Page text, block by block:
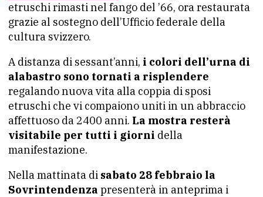
etruschi rimasti nel fango del ’66, ora restaurata
grazie al sostegno dell’Ufficio federale della
cultura svizzero.
A distanza di sessant’anni, i colori dell’urna di
alabastro sono tornati a risplendere
regalando nuova vita alla coppia di sposi
etruschi che vi compaiono uniti in un abbraccio
affettuoso da 2400 anni. La mostra resterà
visitabile per tutti i giorni della
manifestazione.
Nella mattinata di sabato 28 febbraio la
Sovrintendenza presenterà in anteprima i